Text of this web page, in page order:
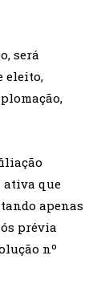
será
eleito,
que
apenas
prévia
nº